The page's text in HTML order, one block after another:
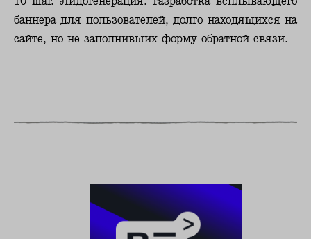
баннера для пользователей, долго находящихся на
сайте, но не заполнивших форму обратной связи.